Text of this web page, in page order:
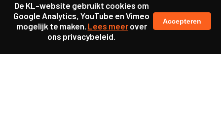
De KL-website gebruikt cookies om
Google Analytics, YouTube en Vimeo
mogelijk te maken. Lees meerover
ons privacybeleid.
Accepteren